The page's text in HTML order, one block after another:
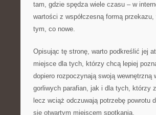
tam, gdzie spędza wiele czasu – w
wartości z współczesną formą
tym, co nowe.
Opisując tę stronę, warto podkreślić jej
miejsce dla tych, którzy chcą lepiej
dopiero rozpoczynają swoją
gorliwych parafian, jak i dla tych, którzy
lecz wciąż odczuwają potrzebę powrotu
się otwartym miejscem spotkania.